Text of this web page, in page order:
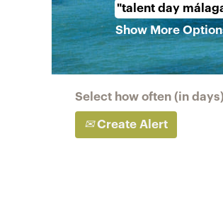
Show More
Select how often (in
Create Alert